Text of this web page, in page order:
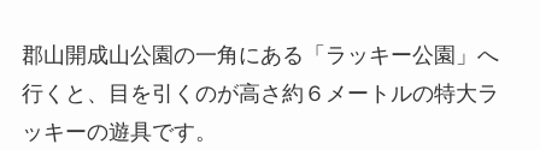
郡山開成山公園の一角にある「ラッキー公園」へ
行くと、目を引くのが高さ約６メートルの特大ラ
ッキーの遊具です。